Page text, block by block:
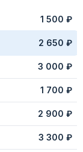
1 500 ₽
2 650 ₽
3 000 ₽
1 700 ₽
2 900 ₽
3 300 ₽